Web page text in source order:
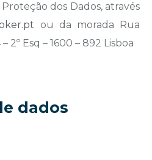
dos Dados, através
ou da morada Rua
2º Esq – 1600 – 892 Lisboa
dados